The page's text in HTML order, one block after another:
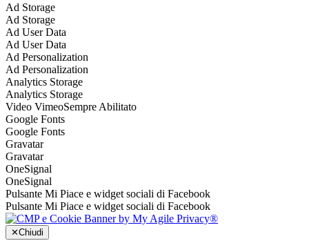
Ad Storage
Ad Storage
Ad User Data
Ad User Data
Ad Personalization
Ad Personalization
Analytics Storage
Analytics Storage
Video VimeoSempre Abilitato
Google Fonts
Google Fonts
Gravatar
Gravatar
OneSignal
OneSignal
Pulsante Mi Piace e widget sociali di Facebook
Pulsante Mi Piace e widget sociali di Facebook
✕Chiudi